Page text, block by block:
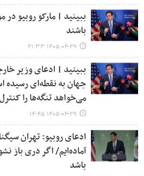
ببینید | مارکو روبیو در
باشند
۱۴۰۵-۰۴-۲۹ ۲۱:۳۳
ببینید | ادعای وزیر
جهان به نقطه‌ای رسیده
می‌خواهد تنگه‌ها را
۱۴۰۵-۰۴-۲۹ ۱۴:۴۵
ادعای روبیو: تهران
آماده‌ایم/ اگر دری باز
باشد